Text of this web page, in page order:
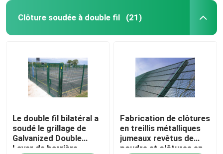
Clôture soudée à double fil (21)
Le double fil bilatéral a
soudé le grillage de
Galvanized Double
Layer de barrière
Fabrication de clôtures
en treillis métalliques
jumeaux revêtus de
poudre et clôtures en